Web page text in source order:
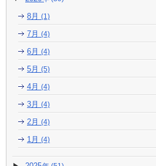
8月 (1)
7月 (4)
6月 (4)
5月 (5)
4月 (4)
3月 (4)
2月 (4)
1月 (4)